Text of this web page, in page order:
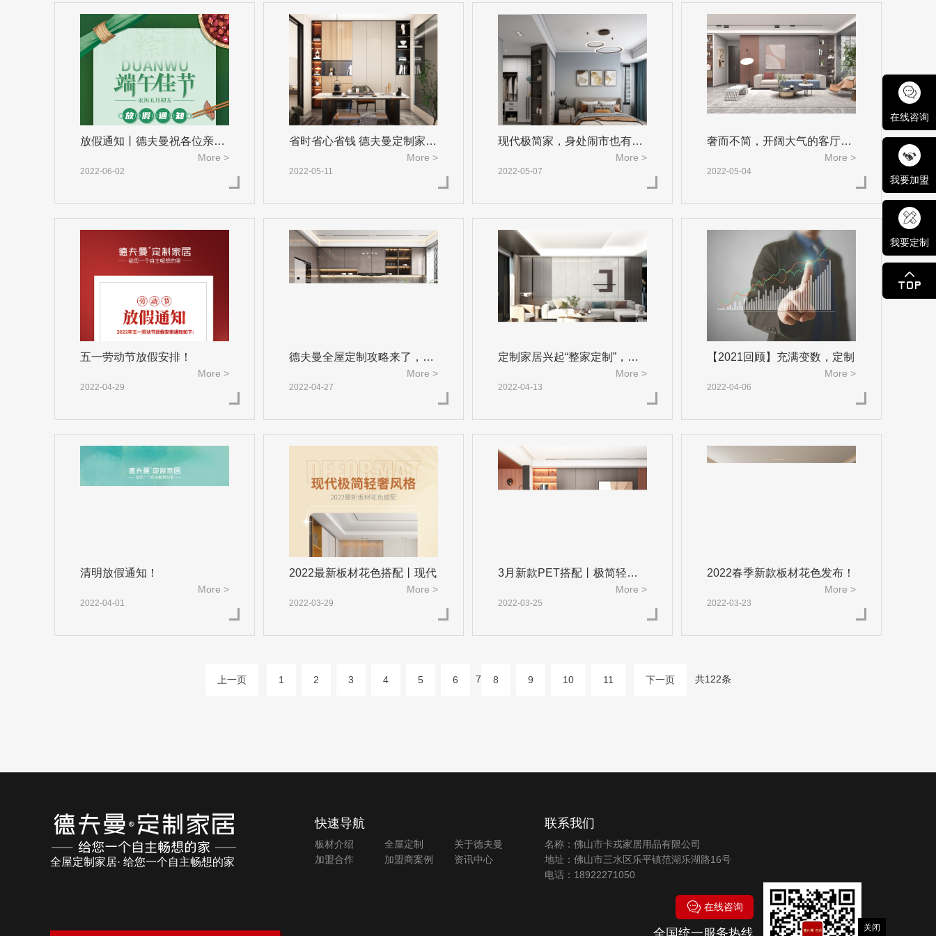
在线咨询
我要加盟
我要定制
关闭
放假通知丨德夫曼祝各位亲朋
More >
2022-06-02
省时省心省钱 德夫曼定制家居
More >
2022-05-11
现代极简家，身处闹市也有一
More >
2022-05-07
奢而不简，开阔大气的客厅空
More >
2022-05-04
五一劳动节放假安排！
More >
2022-04-29
德夫曼全屋定制攻略来了，哪
More >
2022-04-27
定制家居兴起“整家定制”，与
More >
2022-04-13
【2021回顾】充满变数，定制
More >
2022-04-06
清明放假通知！
More >
2022-04-01
2022最新板材花色搭配丨现代
More >
2022-03-29
3月新款PET搭配丨极简轻奢
More >
2022-03-25
2022春季新款板材花色发布！
More >
2022-03-23
上一页 1 2 3 4 5 6 7 8 9 10 11 下一页 共122条
全屋定制家居· 给您一个自主畅想的家
快速导航
板材介绍 全屋定制
关于德夫曼
加盟合作
加盟商案例 资讯中心
联系我们
名称：佛山市卡戎家居用品有限公司
地址：佛山市三水区乐平镇范湖乐湖路16号
电话：18922271050
在线咨询